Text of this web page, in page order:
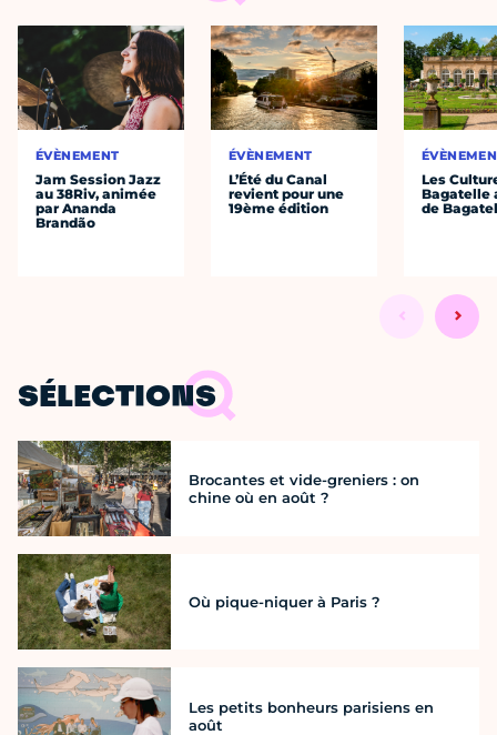
ÉVÈNEMENT
Jam Session Jazz
au 38Riv, animée
par Ananda
Brandão
ÉVÈNEMENT
L’Été du Canal
revient pour une
19ème édition
Les
Bagatelle
de
SÉLECTIONS
Brocantes et vide-greniers : on
chine où en août ?
Où pique-niquer à Paris ?
Les petits bonheurs parisiens en
août